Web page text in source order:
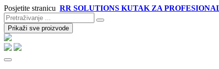
Posjetite stranicu RR SOLUTIONS KUTAK ZA
Prikaži sve proizvode